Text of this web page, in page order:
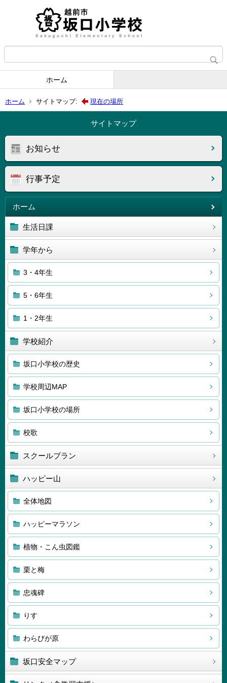
ホーム
ホーム サイトマップ: 現在の場所
サイトマップ
お知らせ
行事予定
ホーム
生活日課
学年から
3・4年生
5・6年生
1・2年生
学校紹介
坂口小学校の歴史
学校周辺MAP
坂口小学校の場所
校歌
スクールプラン
ハッピー山
全体地図
ハッピーマラソン
植物・こん虫図鑑
栗と梅
忠魂碑
りす
わらびが原
坂口安全マップ